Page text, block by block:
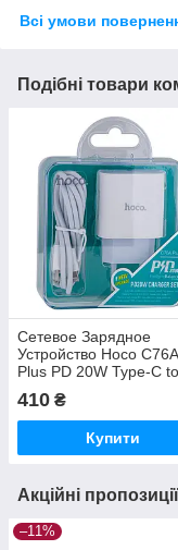
Всі умови
Подібні товари
Сетевое Зарядное
Устройство Hoco C76A
Plus PD 20W Type-C to
410 ₴
Купити
Акційні
–11%